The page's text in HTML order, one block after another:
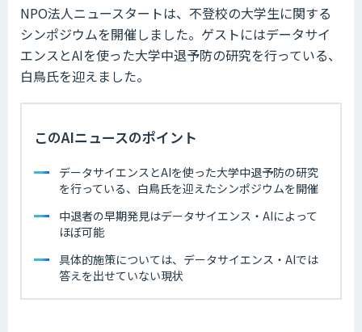
NPO法人ニュースタートは、不登校の大学生に関する
シンポジウムを開催しました。ゲストにはデータサイ
エンスとAIを使った大学中退予防の研究を行っている、
白鳥氏を迎えました。
このAIニュースのポイント
データサイエンスとAIを使った大学中退予防の研究
を行っている、白鳥氏を迎えたシンポジウムを開催
中退者の早期発見はデータサイエンス・AIによって
ほぼ可能
具体的施策については、データサイエンス・AIでは
答えを出せていない現状